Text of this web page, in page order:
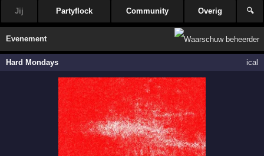
Jij Partyflock Community Overig 🔍
Evenement
Hard Mondays ical